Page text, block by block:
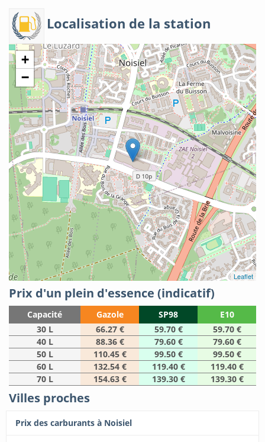
Localisation de la station
+
−
Leaflet
Prix d'un plein d'essence (indicatif)
Capacité Gazole SP98
E10
30 L
66.27 € 59.70 €
59.70 €
40 L
88.36 € 79.60 €
79.60 €
50 L
110.45 € 99.50 €
99.50 €
60 L
132.54 € 119.40 €
119.40 €
70 L
154.63 € 139.30 € 139.30 €
Villes proches
Prix des carburants à Noisiel